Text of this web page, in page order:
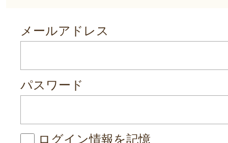
メールアドレス
パスワード
ログイン情報を記憶